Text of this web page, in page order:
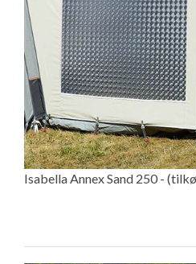
Isabella Annex Sand 250 -